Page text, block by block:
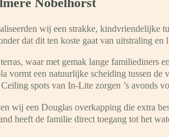
wij een strakke, kindvriendelijke
dat dit ten koste gaat van uitstraling en
waar met gemak lange familiediners
vormt een natuurlijke scheiding tussen
spots van In-Lite zorgen ’s avonds
wij een Douglas overkapping die extra
heeft de familie direct toegang tot het